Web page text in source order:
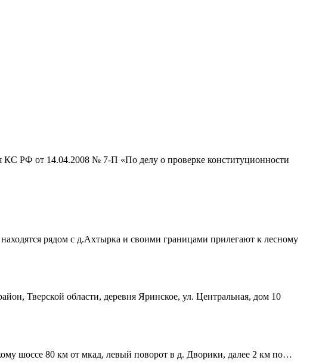
КС РФ от 14.04.2008 № 7-П «По делу о проверке конституционности
рядом с д.Ахтырка и своими границами прилегают к лесному
Тверской области, деревня Яринское, ул. Центральная, дом 10
шоссе 80 км от мкад, левый поворот в д. Дворики, далее 2 км по…